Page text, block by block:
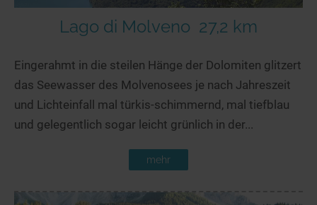
Lago di Molveno 27,2 km
Eingerahmt in die steilen Hänge der Dolomiten glitzert
das Seewasser des Molvenosees je nach Jahreszeit
und Lichteinfall mal türkis-schimmernd, mal tiefblau
und gelegentlich sogar leicht grünlich in der...
mehr